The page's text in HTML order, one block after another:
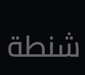
شنطة